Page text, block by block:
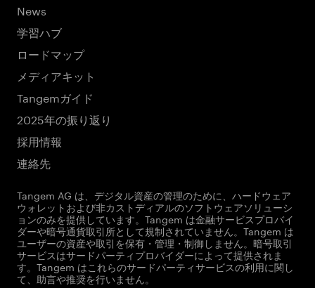
News
学習ハブ
ロードマップ
メディアキット
Tangemガイド
2025年の振り返り
採用情報
連絡先
Tangem AG は、デジタル資産の管理のために、ハードウェア
ウォレットおよび非カストディアルのソフトウェアソリューシ
ョンのみを提供しています。Tangem は金融サービスプロバイ
ダーや暗号通貨取引所として規制されていません。Tangem は
ユーザーの資産や取引を保有・管理・制御しません。暗号取引
サービスはサードパーティプロバイダーによって提供されま
す。Tangem はこれらのサードパーティサービスの利用に関し
て、助言や推奨を行いません。